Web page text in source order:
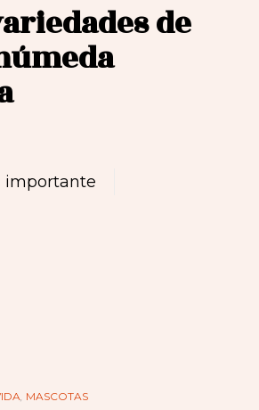
de
importante
, MASCOTAS